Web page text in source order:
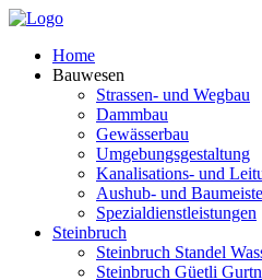
Home
Bauwesen
Strassen- und Wegbau
Dammbau
Gewässerbau
Umgebungsgestaltung
Kanalisations- und
Aushub- und
Spezialdienstleistungen
Steinbruch
Steinbruch Standel
Steinbruch Güetli